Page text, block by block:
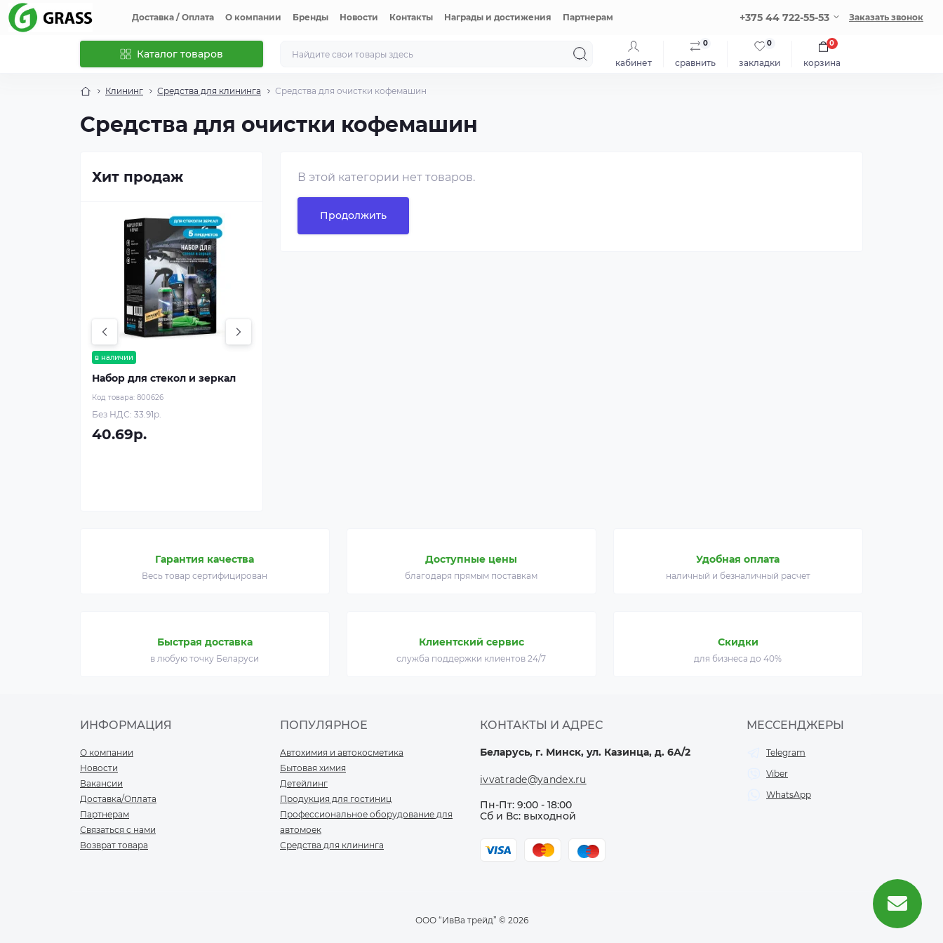
Доставка / Оплата О компании Бренды Новости Контакты Награды и достижения Партнерам +375 44 722-55-53 Заказать звонок
Каталог товаров
кабинет сравнить
0
закладки
0
корзина
0
Клининг Средства для клининга Средства для очистки кофемашин
Средства для очистки кофемашин
Хит продаж
в наличии
Набор для стекол и зеркал
Код товара: 800626
Без НДС: 33.91р.
40.69р.
В этой категории нет товаров.
Продолжить
Гарантия качества
Весь товар сертифицирован
Доступные цены
благодаря прямым поставкам
Удобная оплата
наличный и безналичный расчет
Быстрая доставка
в любую точку Беларуси
Клиентский сервис
служба поддержки клиентов 24/7
Скидки
для бизнеса до 40%
ИНФОРМАЦИЯ
О компании
Новости
Вакансии
Доставка/Оплата
Партнерам
Связаться с нами
Возврат товара
ПОПУЛЯРНОЕ
Автохимия и автокосметика
Бытовая химия
Детейлинг
Продукция для гостиниц
Профессиональное оборудование для
автомоек
Средства для клининга
КОНТАКТЫ И АДРЕС
Беларусь, г. Минск, ул. Казинца, д. 6А/2
ivvatrade@yandex.ru
Пн-Пт: 9:00 - 18:00
Сб и Вс: выходной
МЕССЕНДЖЕРЫ
Telegram
Viber
WhatsApp
ООО “ИвВа трейд” © 2026